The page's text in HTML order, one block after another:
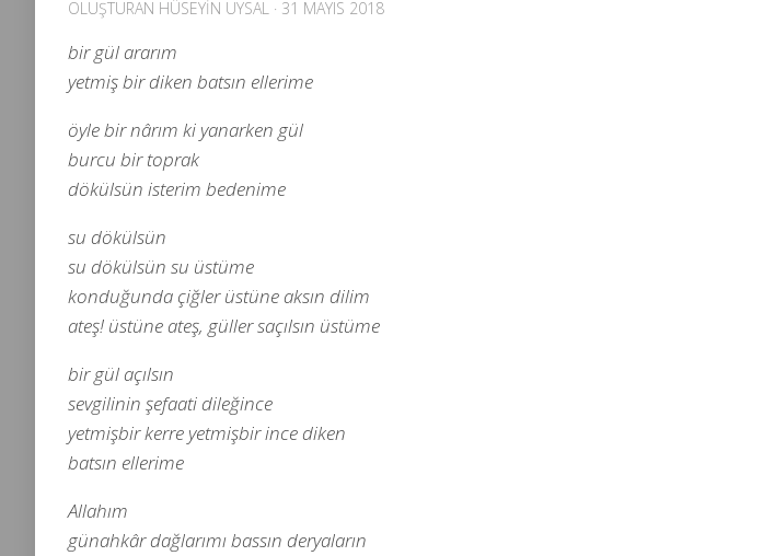
OLUŞTURAN HÜSEYIN UYSAL · 31 MAYIS 2018
bir gül ararım
yetmiş bir diken batsın ellerime
öyle bir nârım ki yanarken gül
burcu bir toprak
dökülsün isterim bedenime
su dökülsün
su dökülsün su üstüme
konduğunda çiğler üstüne aksın dilim
ateş! üstüne ateş, güller saçılsın üstüme
bir gül açılsın
sevgilinin şefaati dileğince
yetmişbir kerre yetmişbir ince diken
batsın ellerime
Allahım
günahkâr dağlarımı bassın deryaların